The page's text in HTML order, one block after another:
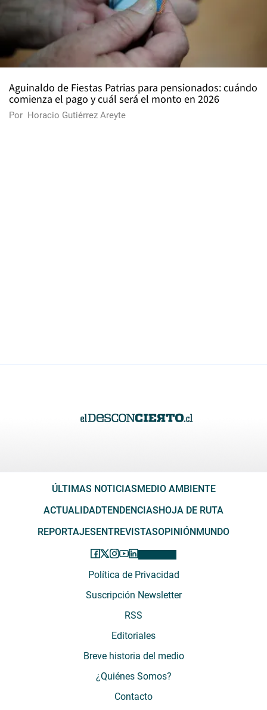
Aguinaldo de Fiestas Patrias para pensionados: cuándo
comienza el pago y cuál será el monto en 2026
Por Horacio Gutiérrez Areyte
ÚLTIMAS NOTICIAS MEDIO AMBIENTE
ACTUALIDADTENDENCIAS HOJA DE RUTA
REPORTAJES ENTREVISTASOPINIÓN MUNDO
Política de Privacidad
Suscripción Newsletter
RSS
Editoriales
Breve historia del medio
¿Quiénes Somos?
Contacto